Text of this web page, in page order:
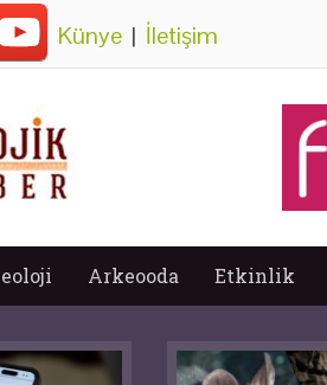
Künye | İletişim
Arkeooda Etkinlik